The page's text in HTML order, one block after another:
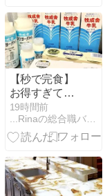
【秒で完食】
お得すぎてリ
ピ買い！子ど
もがドハマり
した大人気
袋」
19時間前
...Rinaの総合職バリキャリ女子Life...